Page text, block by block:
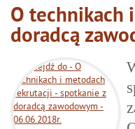
O technikach
doradcą